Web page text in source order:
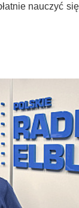
nauczyć